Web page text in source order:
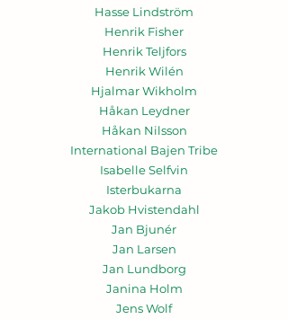
Hasse Lindström
Henrik Fisher
Henrik Teljfors
Henrik Wilén
Hjalmar Wikholm
Håkan Leydner
Håkan Nilsson
International Bajen Tribe
Isabelle Selfvin
Isterbukarna
Jakob Hvistendahl
Jan Bjunér
Jan Larsen
Jan Lundborg
Janina Holm
Jens Wolf